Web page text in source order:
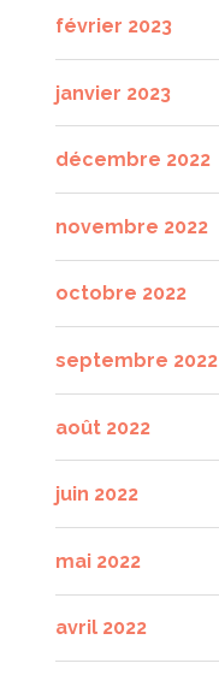
février 2023
janvier 2023
décembre 2022
novembre 2022
octobre 2022
septembre 2022
août 2022
juin 2022
mai 2022
avril 2022